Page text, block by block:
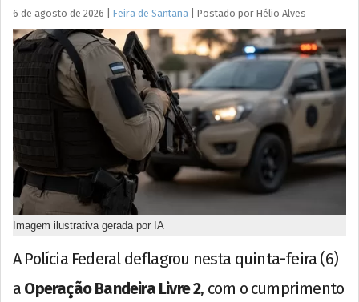
6 de agosto de 2026 Feira de Santana Postado por Hélio Alves
Imagem ilustrativa gerada por IA
A Polícia Federal deflagrou nesta quinta-feira (6)
a Operação Bandeira Livre 2, com o cumprimento